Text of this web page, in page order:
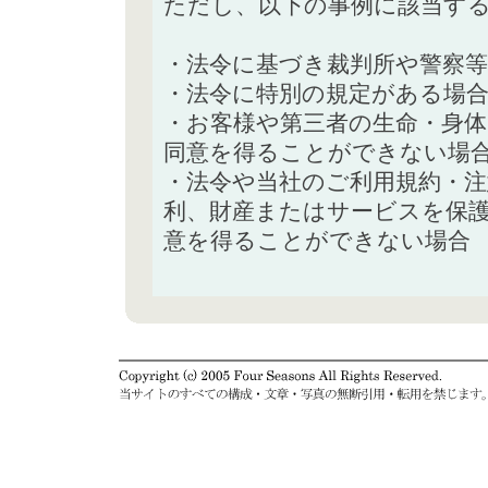
ただし、以下の事例に該当す
・法令に基づき裁判所や警察
・法令に特別の規定がある場合
・お客様や第三者の生命・身
同意を得ることができない場
・法令や当社のご利用規約・
利、財産またはサービスを保
意を得ることができない場合